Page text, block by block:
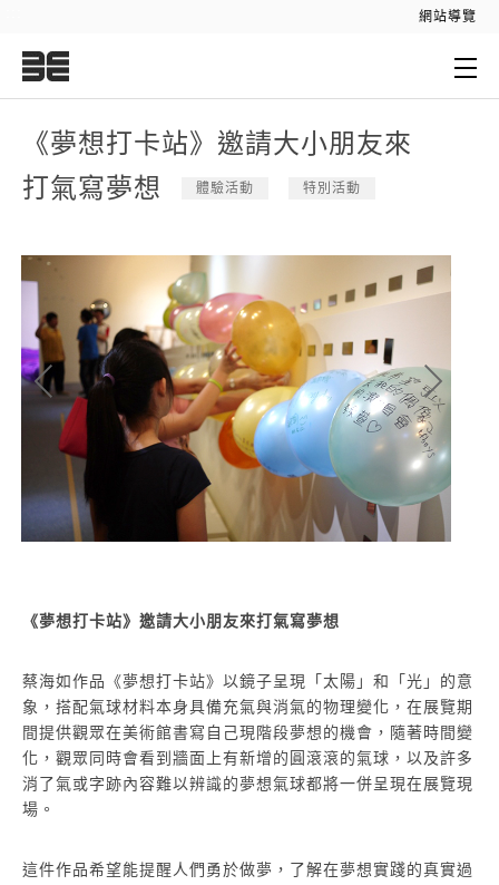
網站導覽
《夢想打卡站》邀請大小朋友來
打氣寫夢想
體驗活動 特別活動
《夢想打卡站》邀請大小朋友來打氣寫夢想
蔡海如作品《夢想打卡站》以鏡子呈現「太陽」和「光」的意
象，搭配氣球材料本身具備充氣與消氣的物理變化，在展覽期
間提供觀眾在美術館書寫自己現階段夢想的機會，隨著時間變
化，觀眾同時會看到牆面上有新增的圓滾滾的氣球，以及許多
消了氣或字跡內容難以辨識的夢想氣球都將一併呈現在展覽現
場。
這件作品希望能提醒人們勇於做夢，了解在夢想實踐的真實過